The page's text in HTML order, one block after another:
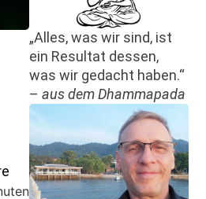
„Alles, was wir sind, ist
ein Resultat dessen,
was wir gedacht haben.“
– aus dem Dhammapada